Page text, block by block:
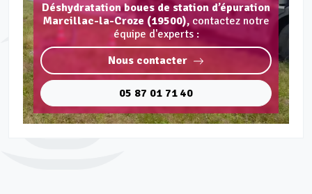
Déshydratation boues de station d’épuration
Marcillac-la-Croze (19500), contactez notre
équipe d'experts :
Nous contacter
05 87 01 71 40